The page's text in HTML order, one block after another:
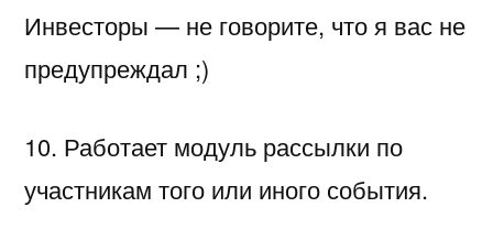
Инвесторы — не говорите, что я вас не
предупреждал ;)
10. Работает модуль рассылки по
участникам того или иного события.